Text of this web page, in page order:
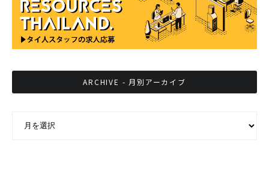
ARCHIVE - 月別アーカイブ